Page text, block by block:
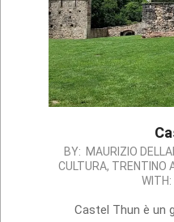
2024-
06-
BY: MAURIZIO
CULTURA, TRENTINO
WITH:
Castel Thun è un